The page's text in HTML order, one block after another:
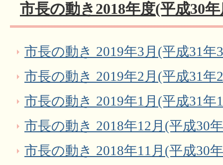
市長の動き2018年度(平成30
市長の動き 2019年3月(平成31年
市長の動き 2019年2月(平成31年
市長の動き 2019年1月(平成31年
市長の動き 2018年12月(平成30
市長の動き 2018年11月(平成30